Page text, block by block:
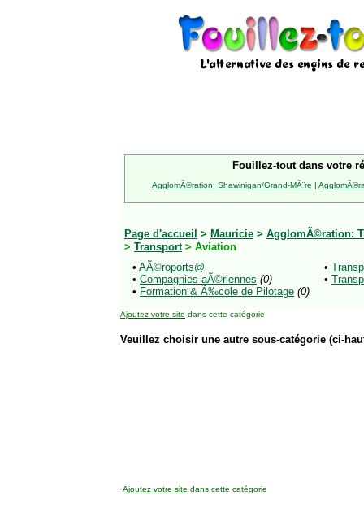
Fouillez-tout dans votre
AgglomÃ©ration: Shawinigan/Grand-MÃ¨re |
Page d'accueil > Mauricie > AgglomÃ©ration:
> Transport> Aviation
• AÃ©roports@
• Compagnies aÃ©riennes (0)
• Formation & Ã‰cole de Pilotage (0)
•
•
Ajoutez votre site dans cette catégorie
Veuillez choisir une autre sous-catégorie (ci-
Ajoutez votre site dans cette catégorie